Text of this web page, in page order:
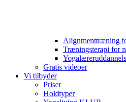
Alignmenttræning
Træningsterapi for
Gratis videoer
Vi tilbyder
Priser
Holdtyper